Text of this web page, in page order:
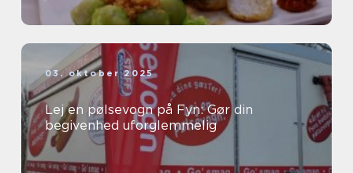
03. oktober 2025
Lej en pølsevogn på Fyn: Gør din
begivenhed uforglemmelig